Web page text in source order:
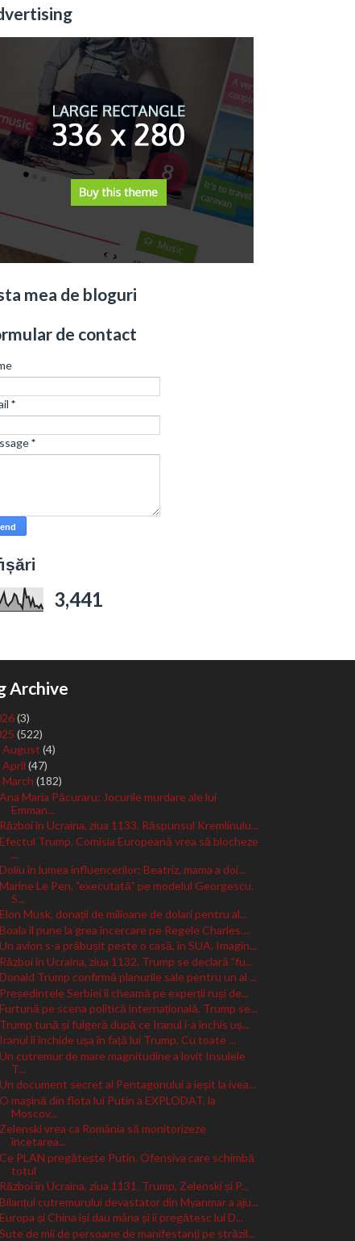
mea de bloguri
de contact
*
*
3,441
Archive
(3)
(522)
August(4)
April(47)
March(182)
Ana Maria Păcuraru: Jocurile murdare ale lui
Emman...
Război în Ucraina, ziua 1133. Răspunsul Kremlinulu...
Efectul Trump. Comisia Europeană vrea să blocheze
...
Doliu în lumea influencerilor: Beatriz, mama a doi...
Marine Le Pen, "executată" pe modelul Georgescu.
S...
Elon Musk, donații de milioane de dolari pentru al...
Boala îl pune la grea încercare pe Regele Charles....
Un avion s-a prăbușit peste o casă, în SUA. Imagin...
Război în Ucraina, ziua 1132. Trump se declară ”fu...
Donald Trump confirmă planurile sale pentru un al ...
Președintele Serbiei îi cheamă pe experții ruși de...
Furtună pe scena politică internațională. Trump se...
Trump tună și fulgeră după ce Iranul i-a închis uș...
Iranul îi închide ușa în față lui Trump. Cu toate ...
Un cutremur de mare magnitudine a lovit Insulele
T...
Un document secret al Pentagonului a ieșit la ivea...
O mașină din flota lui Putin a EXPLODAT, la
Moscov...
Zelenski vrea ca România să monitorizeze
încetarea...
Ce PLAN pregătește Putin. Ofensiva care schimbă
totul
Război în Ucraina, ziua 1131. Trump, Zelenski și P...
Bilanțul cutremurului devastator din Myanmar a aju...
Europa și China își dau mâna și îi pregătesc lui D...
Sute de mii de persoane de manifestanți pe străzil...